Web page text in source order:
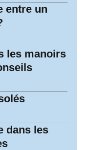
entre un
les manoirs
dans les